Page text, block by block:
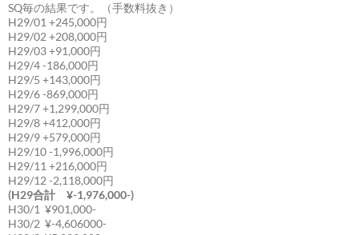
SQ毎の結果です。（手数料抜き）
H29/01 +245,000円
H29/02 +208,000円
H29/03 +91,000円
H29/4 -186,000円
H29/5 +143,000円
H29/6 -869,000円
H29/7 +1,299,000円
H29/8 +412,000円
H29/9 +579,000円
H29/10 -1,996,000円
H29/11 +216,000円
H29/12 -2,118,000円
(H29合計 ¥-1,976,000-)
H30/1 ¥901,000-
H30/2 ¥-4,606000-